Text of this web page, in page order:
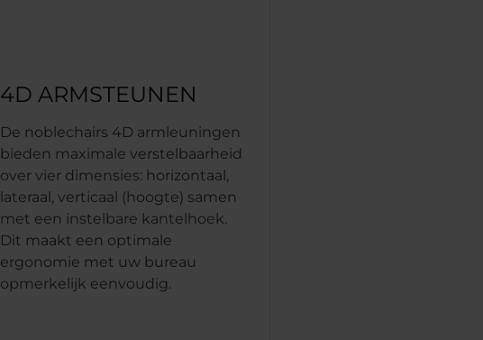
4D ARMSTEUNEN
De noblechairs 4D armleuningen
bieden maximale verstelbaarheid
over vier dimensies: horizontaal,
lateraal, verticaal (hoogte) samen
met een instelbare kantelhoek.
Dit maakt een optimale
ergonomie met uw bureau
opmerkelijk eenvoudig.